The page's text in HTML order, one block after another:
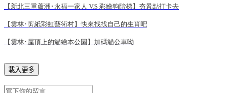
【新北三重蘆洲･永福一家人 V.S 彩繪狗階梯】夯景點打卡去
【雲林･剪紙彩虹藝術村】快來找找自己的生肖吧
【雲林･屋頂上的貓繪本公園】加碼貓公車呦
載入更多